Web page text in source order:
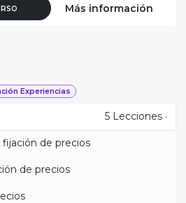
Más información
Experiencias
5 Lecciones ·
de precios
de precios